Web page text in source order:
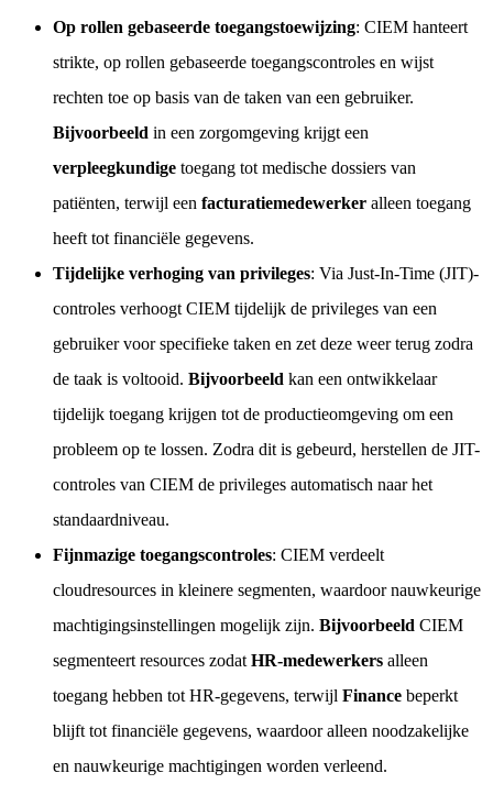
Op rollen gebaseerde toegangstoewijzing: CIEM hanteert
strikte, op rollen gebaseerde toegangscontroles en wijst
rechten toe op basis van de taken van een gebruiker.
Bijvoorbeeld in een zorgomgeving krijgt een
verpleegkundige toegang tot medische dossiers van
patiënten, terwijl een facturatiemedewerker alleen toegang
heeft tot financiële gegevens.
Tijdelijke verhoging van privileges: Via Just-In-Time (JIT)-
controles verhoogt CIEM tijdelijk de privileges van een
gebruiker voor specifieke taken en zet deze weer terug zodra
de taak is voltooid. Bijvoorbeeld kan een ontwikkelaar
tijdelijk toegang krijgen tot de productieomgeving om een
probleem op te lossen. Zodra dit is gebeurd, herstellen de JIT-
controles van CIEM de privileges automatisch naar het
standaardniveau.
Fijnmazige toegangscontroles: CIEM verdeelt
cloudresources in kleinere segmenten, waardoor nauwkeurige
machtigingsinstellingen mogelijk zijn. Bijvoorbeeld CIEM
segmenteert resources zodat HR-medewerkers alleen
toegang hebben tot HR-gegevens, terwijl Finance beperkt
blijft tot financiële gegevens, waardoor alleen noodzakelijke
en nauwkeurige machtigingen worden verleend.